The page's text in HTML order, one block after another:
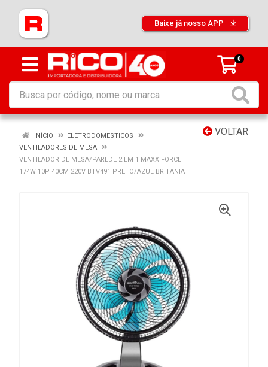
Baixe já nosso APP
0
VOLTAR
INÍCIO
ELETRODOMESTICOS
VENTILADORES DE MESA
VENTILADOR DE MESA/PAREDE 2 EM 1 MAXX FORCE
174W 10P 40CM 220V BTV491 PRETO/AZUL BRITANIA